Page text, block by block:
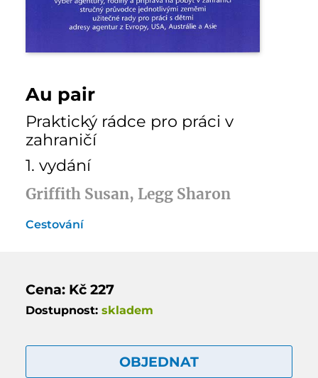
Au pair
Praktický rádce pro práci v
zahraničí
1. vydání
Griffith Susan, Legg Sharon
Cestování
Cena: Kč 227
Dostupnost: skladem
OBJEDNAT